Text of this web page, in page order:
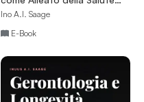
Metabolica
Ino A.I. Saage
E-Book